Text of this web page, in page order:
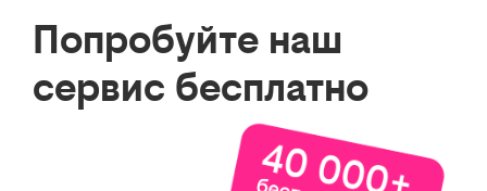
Попробуйте наш
сервис бесплатно